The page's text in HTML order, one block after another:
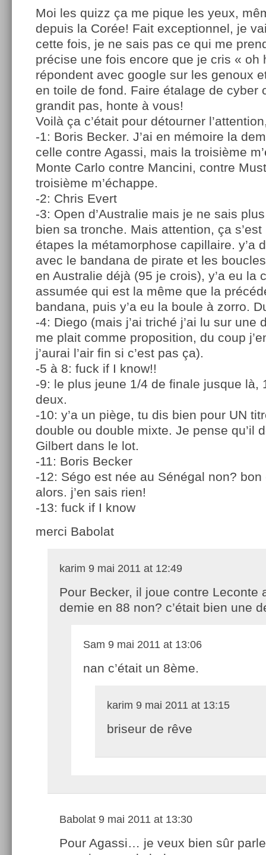
Moi les quizz ça me pique les yeux,
depuis la Corée! Fait exceptionnel, je
cette fois, je ne sais pas ce qui me
précise une fois encore que je cris « oh
répondent avec google sur les genoux
en toile de fond. Faire étalage de cyber
grandit pas, honte à vous!
Voilà ça c’était pour détourner
-1: Boris Becker. J’ai en mémoire la
celle contre Agassi, mais la troisième
Monte Carlo contre Mancini, contre
troisième m’échappe.
-2: Chris Evert
-3: Open d’Australie mais je ne sais
bien sa tronche. Mais attention, ça
étapes la métamorphose capillaire. y’a
avec le bandana de pirate et les
en Australie déjà (95 je crois), y’a eu la
assumée qui est la même que la
bandana, puis y’a eu la boule à zorro.
-4: Diego (mais j’ai triché j’ai lu sur une
me plait comme proposition, du coup
j’aurai l’air fin si c’est pas ça).
-5 à 8: fuck if I know!!
-9: le plus jeune 1/4 de finale jusque là,
deux.
-10: y’a un piège, tu dis bien pour UN
double ou double mixte. Je pense qu’il
Gilbert dans le lot.
-11: Boris Becker
-12: Ségo est née au Sénégal non? bon
alors. j’en sais rien!
-13: fuck if I know
merci Babolat
karim 9 mai 2011 at 12:49
Pour Becker, il joue contre Leconte
demie en 88 non? c’était bien une
Sam 9 mai 2011 at 13:06
nan c’était un 8ème.
karim 9 mai 2011 at 13:15
briseur de rêve
Babolat 9 mai 2011 at 13:30
Pour Agassi… je veux bien sûr